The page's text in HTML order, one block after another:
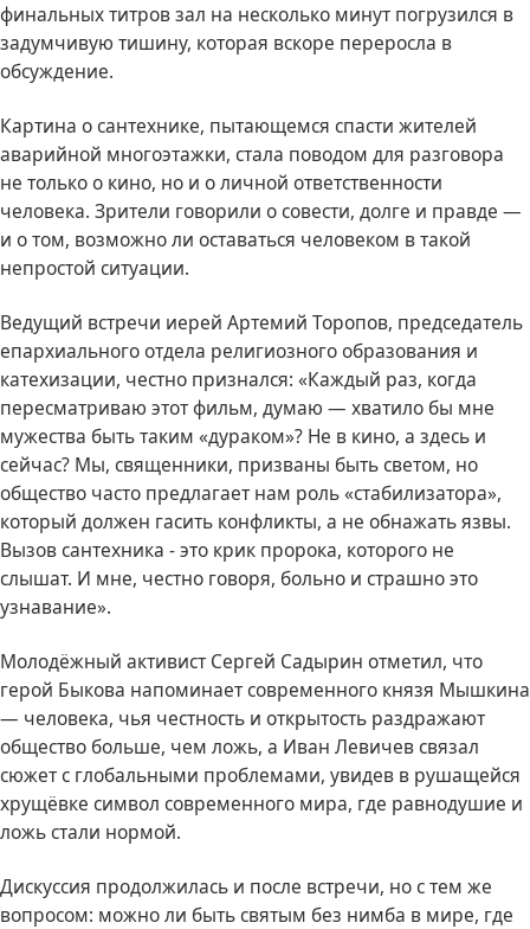
финальных титров зал на несколько минут погрузился в
задумчивую тишину, которая вскоре переросла в
обсуждение.
Картина о сантехнике, пытающемся спасти жителей
аварийной многоэтажки, стала поводом для разговора
не только о кино, но и о личной ответственности
человека. Зрители говорили о совести, долге и правде —
и о том, возможно ли оставаться человеком в такой
непростой ситуации.
Ведущий встречи иерей Артемий Торопов, председатель
епархиального отдела религиозного образования и
катехизации, честно признался: «Каждый раз, когда
пересматриваю этот фильм, думаю — хватило бы мне
мужества быть таким «дураком»? Не в кино, а здесь и
сейчас? Мы, священники, призваны быть светом, но
общество часто предлагает нам роль «стабилизатора»,
который должен гасить конфликты, а не обнажать язвы.
Вызов сантехника - это крик пророка, которого не
слышат. И мне, честно говоря, больно и страшно это
узнавание».
Молодёжный активист Сергей Садырин отметил, что
герой Быкова напоминает современного князя Мышкина
— человека, чья честность и открытость раздражают
общество больше, чем ложь, а Иван Левичев связал
сюжет с глобальными проблемами, увидев в рушащейся
хрущёвке символ современного мира, где равнодушие и
ложь стали нормой.
Дискуссия продолжилась и после встречи, но с тем же
вопросом: можно ли быть святым без нимба в мире, где